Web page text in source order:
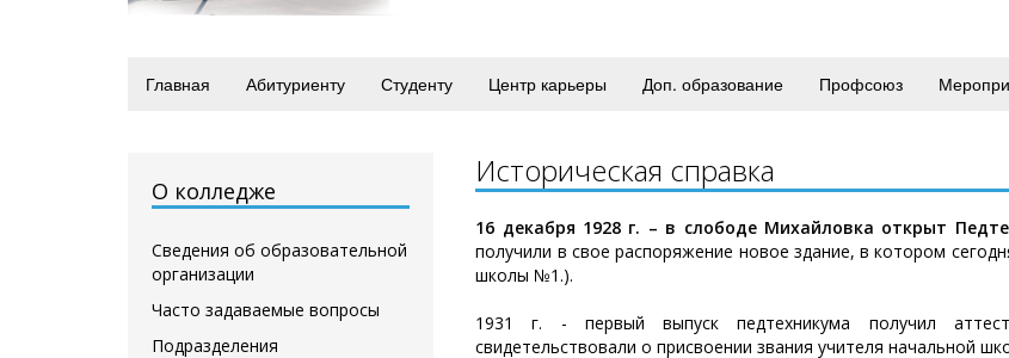
Главная Абитуриенту Студенту Центр карьеры Доп. образование Профсоюз
Историческая справка
16 декабря 1928 г. – в слободе Михайловка открыт
получили в свое распоряжение новое здание, в котором
школы №1.).
1931 г. - первый выпуск педтехникума получил
свидетельствовали о присвоении звания учителя начальной
О колледже
Сведения об образовательной
организации
Часто задаваемые вопросы
Подразделения